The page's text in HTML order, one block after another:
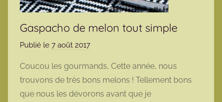
Gaspacho de melon tout simple
Publié le 7 août 2017
r
m
a
Coucou les gourmands, Cette année, nous
trouvons de très bons melons ! Tellement bons
que nous les dévorons avant que je